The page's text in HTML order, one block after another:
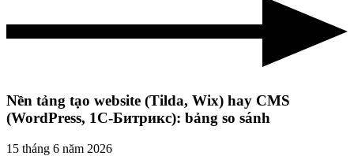
Nền tảng tạo website (Tilda, Wix) hay CMS
(WordPress, 1С‑Битрикс): bảng so sánh
15 tháng 6 năm 2026